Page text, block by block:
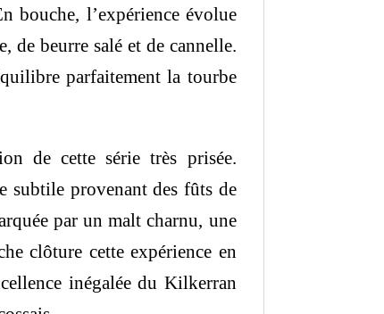
bouche, l’expérience évolue
de beurre salé et de cannelle.
parfaitement la tourbe
de cette série très prisée.
subtile provenant des fûts de
par un malt charnu, une
clôture cette expérience en
inégalée du Kilkerran